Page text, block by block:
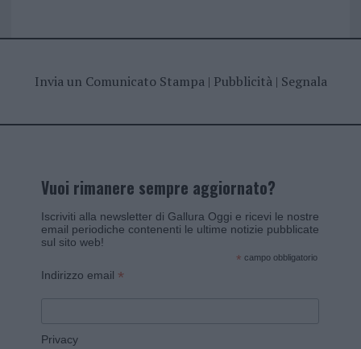
Invia un Comunicato Stampa| Pubblicità| Segnala
Vuoi rimanere sempre aggiornato?
Iscriviti alla newsletter di Gallura Oggi e ricevi le nostre
email periodiche contenenti le ultime notizie pubblicate
sul sito web!
* campo obbligatorio
Indirizzo email *
Privacy